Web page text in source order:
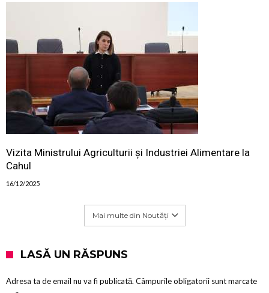
Vizita Ministrului Agriculturii și Industriei Alimentare la
Cahul
16/12/2025
Mai multe din Noutăți
LASĂ UN RĂSPUNS
Adresa ta de email nu va fi publicată. Câmpurile obligatorii sunt marcate